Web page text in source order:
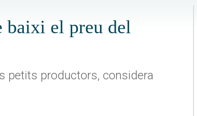
baixi el preu del
petits productors, considera